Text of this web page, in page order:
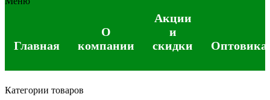
Главная
О
компании
Акции
и
скидки
Категории товаров